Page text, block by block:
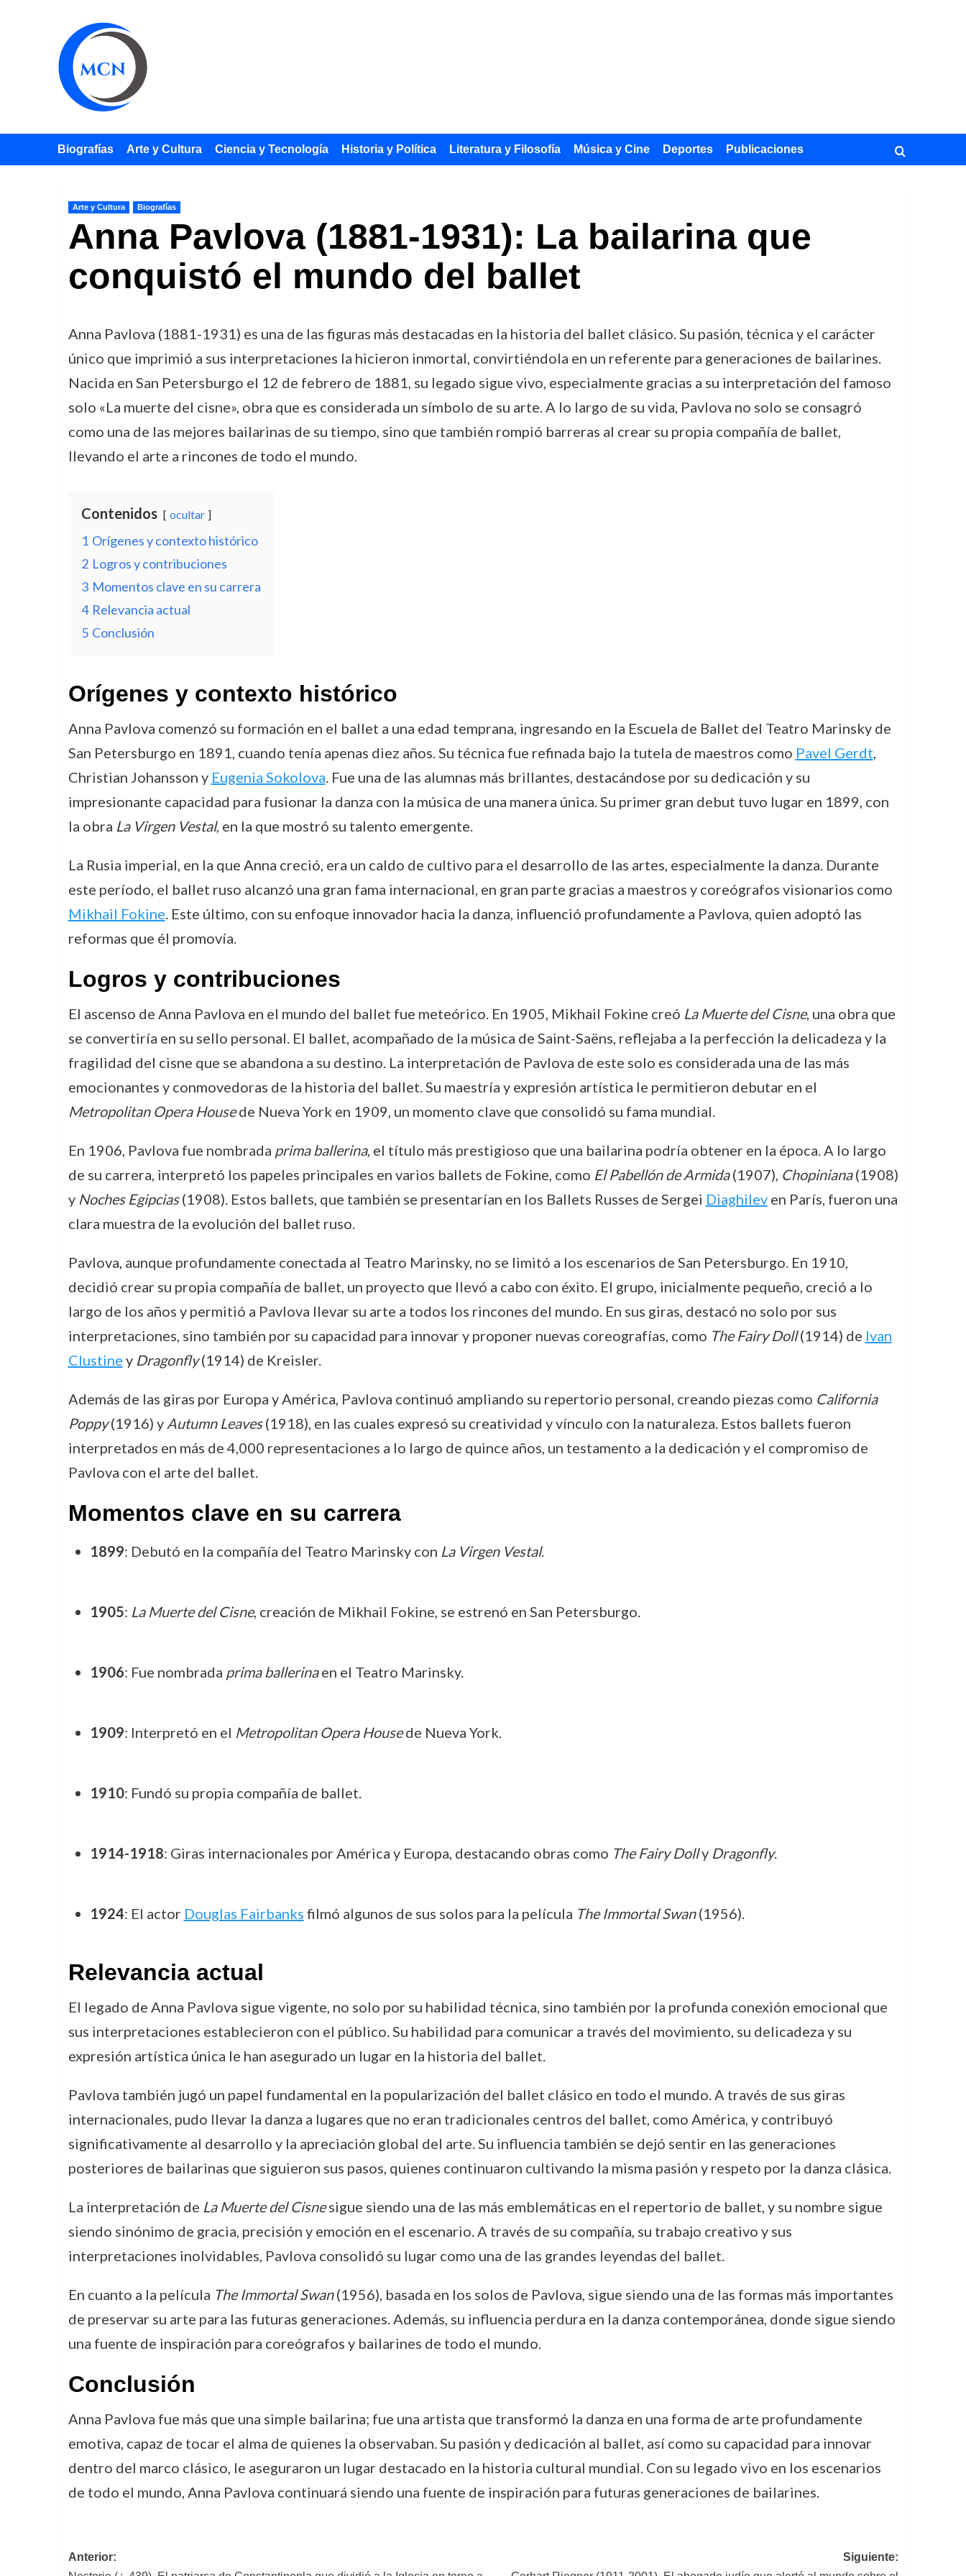
Biografías Arte y Cultura Ciencia y Tecnología Historia y Política Literatura y Filosofía Música y Cine Deportes Publicaciones
Arte y Cultura Biografías
Anna Pavlova (1881-1931): La bailarina que
conquistó el mundo del ballet
Anna Pavlova (1881-1931) es una de las figuras más destacadas en la historia del ballet clásico. Su pasión, técnica y el carácter
único que imprimió a sus interpretaciones la hicieron inmortal, convirtiéndola en un referente para generaciones de bailarines.
Nacida en San Petersburgo el 12 de febrero de 1881, su legado sigue vivo, especialmente gracias a su interpretación del famoso
solo «La muerte del cisne», obra que es considerada un símbolo de su arte. A lo largo de su vida, Pavlova no solo se consagró
como una de las mejores bailarinas de su tiempo, sino que también rompió barreras al crear su propia compañía de ballet,
llevando el arte a rincones de todo el mundo.
Contenidos ocultar
1 Orígenes y contexto histórico
2 Logros y contribuciones
3 Momentos clave en su carrera
4 Relevancia actual
5 Conclusión
Orígenes y contexto histórico
Anna Pavlova comenzó su formación en el ballet a una edad temprana, ingresando en la Escuela de Ballet del Teatro Marinsky de
San Petersburgo en 1891, cuando tenía apenas diez años. Su técnica fue refinada bajo la tutela de maestros como Pavel Gerdt,
Christian Johansson y Eugenia Sokolova. Fue una de las alumnas más brillantes, destacándose por su dedicación y su
impresionante capacidad para fusionar la danza con la música de una manera única. Su primer gran debut tuvo lugar en 1899, con
la obra La Virgen Vestal, en la que mostró su talento emergente.
La Rusia imperial, en la que Anna creció, era un caldo de cultivo para el desarrollo de las artes, especialmente la danza. Durante
este período, el ballet ruso alcanzó una gran fama internacional, en gran parte gracias a maestros y coreógrafos visionarios como
Mikhail Fokine. Este último, con su enfoque innovador hacia la danza, influenció profundamente a Pavlova, quien adoptó las
reformas que él promovía.
Logros y contribuciones
El ascenso de Anna Pavlova en el mundo del ballet fue meteórico. En 1905, Mikhail Fokine creó La Muerte del Cisne, una obra que
se convertiría en su sello personal. El ballet, acompañado de la música de Saint-Saëns, reflejaba a la perfección la delicadeza y la
fragilidad del cisne que se abandona a su destino. La interpretación de Pavlova de este solo es considerada una de las más
emocionantes y conmovedoras de la historia del ballet. Su maestría y expresión artística le permitieron debutar en el
Metropolitan Opera Housede Nueva York en 1909, un momento clave que consolidó su fama mundial.
En 1906, Pavlova fue nombrada prima ballerina, el título más prestigioso que una bailarina podría obtener en la época. A lo largo
de su carrera, interpretó los papeles principales en varios ballets de Fokine, como El Pabellón de Armida(1907), Chopiniana(1908)
y Noches Egipcias(1908). Estos ballets, que también se presentarían en los Ballets Russes de Sergei Diaghileven París, fueron una
clara muestra de la evolución del ballet ruso.
Pavlova, aunque profundamente conectada al Teatro Marinsky, no se limitó a los escenarios de San Petersburgo. En 1910,
decidió crear su propia compañía de ballet, un proyecto que llevó a cabo con éxito. El grupo, inicialmente pequeño, creció a lo
largo de los años y permitió a Pavlova llevar su arte a todos los rincones del mundo. En sus giras, destacó no solo por sus
interpretaciones, sino también por su capacidad para innovar y proponer nuevas coreografías, como The Fairy Doll(1914) de Ivan
Clustine y Dragonfly(1914) de Kreisler.
Además de las giras por Europa y América, Pavlova continuó ampliando su repertorio personal, creando piezas como California
Poppy(1916) y Autumn Leaves(1918), en las cuales expresó su creatividad y vínculo con la naturaleza. Estos ballets fueron
interpretados en más de 4,000 representaciones a lo largo de quince años, un testamento a la dedicación y el compromiso de
Pavlova con el arte del ballet.
Momentos clave en su carrera
1899: Debutó en la compañía del Teatro Marinsky con La Virgen Vestal.
1905: La Muerte del Cisne, creación de Mikhail Fokine, se estrenó en San Petersburgo.
1906: Fue nombrada prima ballerinaen el Teatro Marinsky.
1909: Interpretó en el Metropolitan Opera Housede Nueva York.
1910: Fundó su propia compañía de ballet.
1914-1918: Giras internacionales por América y Europa, destacando obras como The Fairy Dolly Dragonfly.
1924: El actor Douglas Fairbanks filmó algunos de sus solos para la película The Immortal Swan(1956).
Relevancia actual
El legado de Anna Pavlova sigue vigente, no solo por su habilidad técnica, sino también por la profunda conexión emocional que
sus interpretaciones establecieron con el público. Su habilidad para comunicar a través del movimiento, su delicadeza y su
expresión artística única le han asegurado un lugar en la historia del ballet.
Pavlova también jugó un papel fundamental en la popularización del ballet clásico en todo el mundo. A través de sus giras
internacionales, pudo llevar la danza a lugares que no eran tradicionales centros del ballet, como América, y contribuyó
significativamente al desarrollo y la apreciación global del arte. Su influencia también se dejó sentir en las generaciones
posteriores de bailarinas que siguieron sus pasos, quienes continuaron cultivando la misma pasión y respeto por la danza clásica.
La interpretación de La Muerte del Cisnesigue siendo una de las más emblemáticas en el repertorio de ballet, y su nombre sigue
siendo sinónimo de gracia, precisión y emoción en el escenario. A través de su compañía, su trabajo creativo y sus
interpretaciones inolvidables, Pavlova consolidó su lugar como una de las grandes leyendas del ballet.
En cuanto a la película The Immortal Swan(1956), basada en los solos de Pavlova, sigue siendo una de las formas más importantes
de preservar su arte para las futuras generaciones. Además, su influencia perdura en la danza contemporánea, donde sigue siendo
una fuente de inspiración para coreógrafos y bailarines de todo el mundo.
Conclusión
Anna Pavlova fue más que una simple bailarina; fue una artista que transformó la danza en una forma de arte profundamente
emotiva, capaz de tocar el alma de quienes la observaban. Su pasión y dedicación al ballet, así como su capacidad para innovar
dentro del marco clásico, le aseguraron un lugar destacado en la historia cultural mundial. Con su legado vivo en los escenarios
de todo el mundo, Anna Pavlova continuará siendo una fuente de inspiración para futuras generaciones de bailarines.
Navegación
Anterior:
Siguiente: